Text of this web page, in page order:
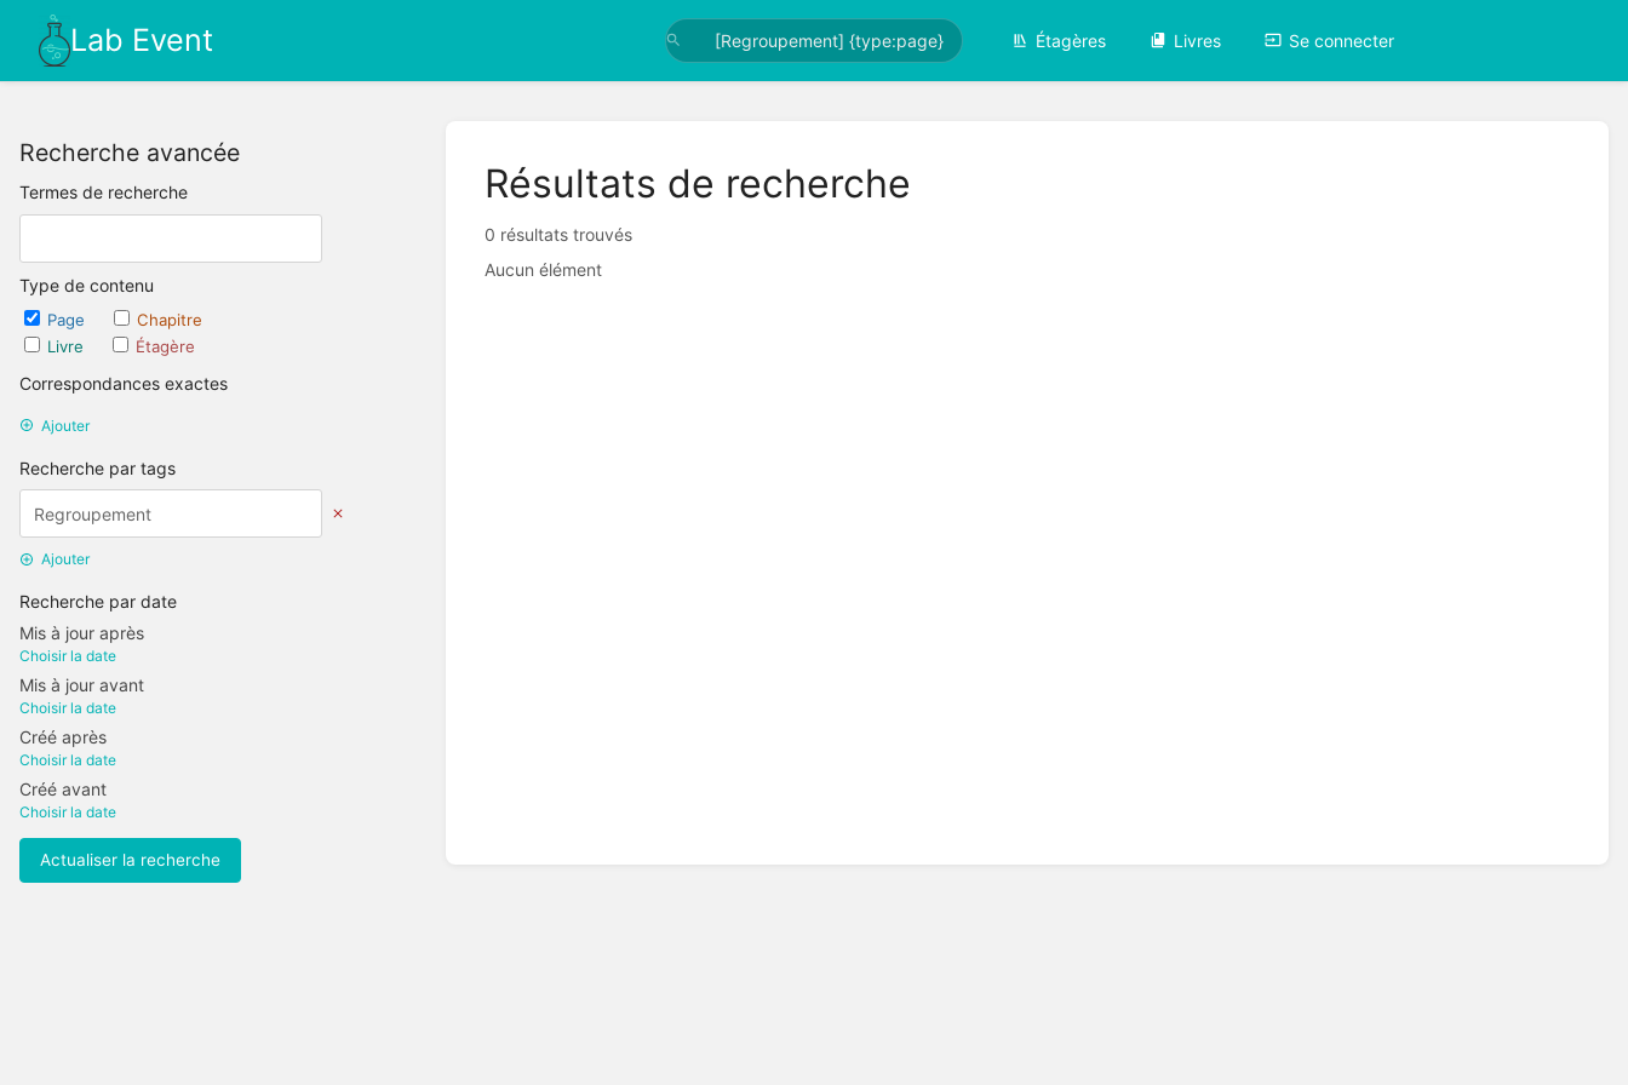
Lab Event Étagères Livres Se connecter
Recherche avancée
Termes de recherche
Type de contenu
Page
Chapitre
Livre
Étagère
Correspondances exactes
Ajouter
Recherche par tags
Ajouter
Recherche par date
Mis à jour après
Choisir la date
Mis à jour avant
Choisir la date
Créé après
Choisir la date
Créé avant
Choisir la date
Actualiser la recherche
Résultats de recherche
0 résultats trouvés
Aucun élément